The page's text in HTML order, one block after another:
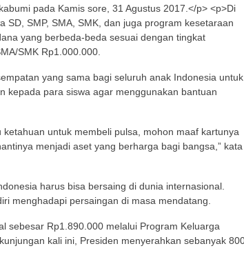
pada Kamis sore, 31 Agustus 2017.</p> <p>Di
SMP, SMA, SMK, dan juga program kesetaraan
yang berbeda-beda sesuai dengan tingkat
SMK Rp1.000.000.
yang sama bagi seluruh anak Indonesia untuk
kepada para siswa agar menggunakan bantuan
untuk membeli pulsa, mohon maaf kartunya
menjadi aset yang berharga bagi bangsa,” kata
harus bisa bersaing di dunia internasional.
menghadapi persaingan di masa mendatang.
sebesar Rp1.890.000 melalui Program Keluarga
kali ini, Presiden menyerahkan sebanyak